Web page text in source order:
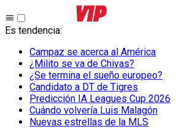
Es tendencia:
Campaz se acerca al América
¿Milito se va de Chivas?
¿Se termina el sueño europeo?
Candidato a DT de Tigres
Predicción IA Leagues Cup 2026
Cuándo volvería Luis Malagón
Nuevas estrellas de la MLS